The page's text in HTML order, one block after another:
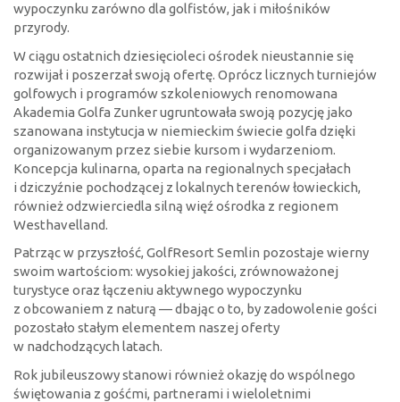
wypoczynku zarówno dla golfistów, jak i miłośników
przyrody.
W ciągu ostatnich dziesięcioleci ośrodek nieustannie się
rozwijał i poszerzał swoją ofertę. Oprócz licznych turniejów
golfowych i programów szkoleniowych renomowana
Akademia Golfa Zunker ugruntowała swoją pozycję jako
szanowana instytucja w niemieckim świecie golfa dzięki
organizowanym przez siebie kursom i wydarzeniom.
Koncepcja kulinarna, oparta na regionalnych specjałach
i dziczyźnie pochodzącej z lokalnych terenów łowieckich,
również odzwierciedla silną więź ośrodka z regionem
Westhavelland.
Patrząc w przyszłość, GolfResort Semlin pozostaje wierny
swoim wartościom: wysokiej jakości, zrównoważonej
turystyce oraz łączeniu aktywnego wypoczynku
z obcowaniem z naturą — dbając o to, by zadowolenie gości
pozostało stałym elementem naszej oferty
w nadchodzących latach.
Rok jubileuszowy stanowi również okazję do wspólnego
świętowania z gośćmi, partnerami i wieloletnimi